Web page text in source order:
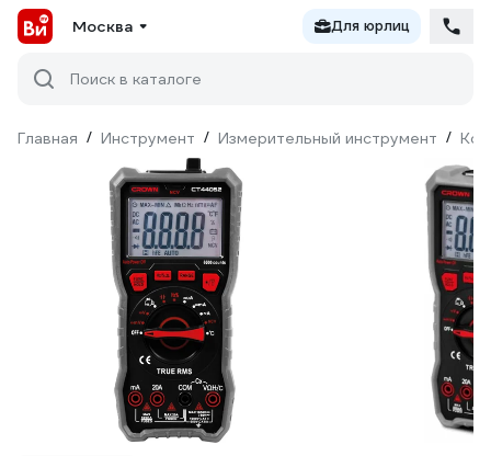
Москва Для юрлиц
Поиск в каталоге
Главная / Инструмент / Измерительный инструмент /